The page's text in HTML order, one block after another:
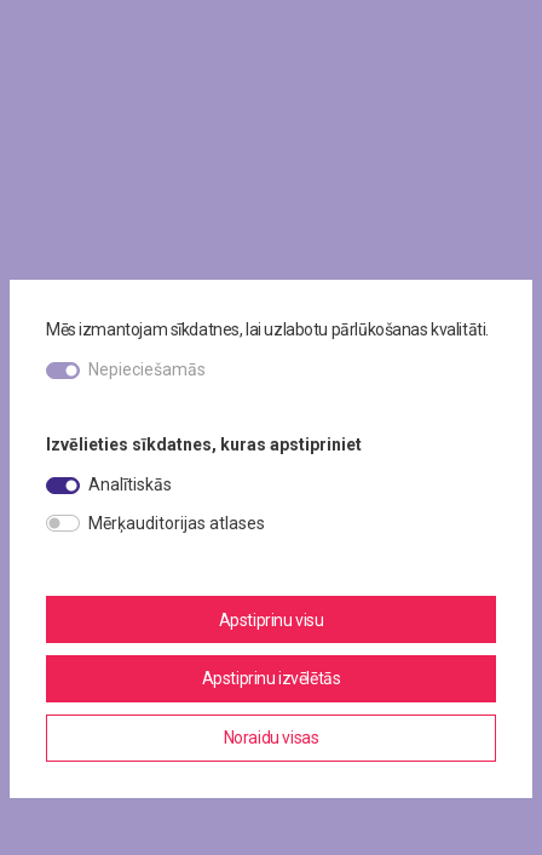
Mēs izmantojam sīkdatnes, lai uzlabotu pārlūkošanas kvalitāti.
Nepieciešamās
Izvēlieties sīkdatnes, kuras apstipriniet
Analītiskās
Mērķauditorijas atlases
Apstiprinu visu
Apstiprinu izvēlētās
Noraidu visas